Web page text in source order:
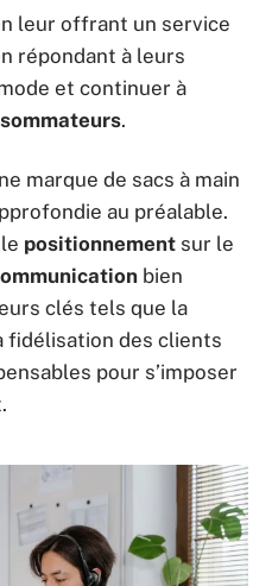
leur offrant un service
répondant à leurs
et continuer à
.
marque de sacs à main
au préalable.
positionnement sur le
bien
clés tels que la
fidélisation des clients
pour s’imposer